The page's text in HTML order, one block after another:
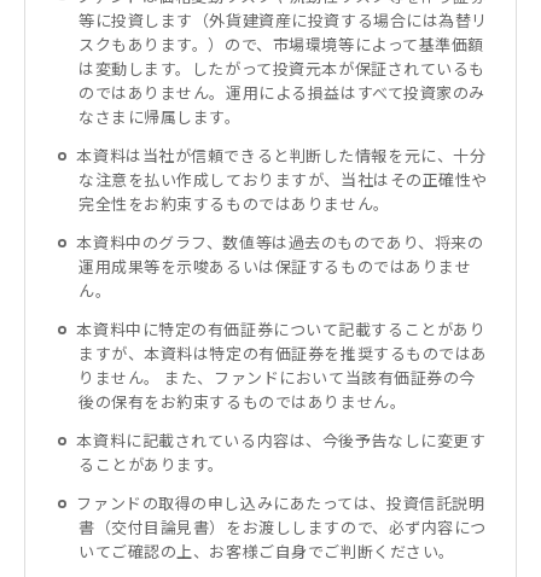
等に投資します（外貨建資産に投資する場合には為替リ
スクもあります。）ので、市場環境等によって基準価額
は変動します。したがって投資元本が保証されているも
のではありません。運用による損益はすべて投資家のみ
なさまに帰属します。
本資料は当社が信頼できると判断した情報を元に、十分
な注意を払い作成しておりますが、当社はその正確性や
完全性をお約束するものではありません。
本資料中のグラフ、数値等は過去のものであり、将来の
運用成果等を示唆あるいは保証するものではありませ
ん。
本資料中に特定の有価証券について記載することがあり
ますが、本資料は特定の有価証券を推奨するものではあ
りません。 また、ファンドにおいて当該有価証券の今
後の保有をお約束するものではありません。
本資料に記載されている内容は、今後予告なしに変更す
ることがあります。
ファンドの取得の申し込みにあたっては、投資信託説明
書（交付目論見書）をお渡ししますので、必ず内容につ
いてご確認の上、お客様ご自身でご判断ください。